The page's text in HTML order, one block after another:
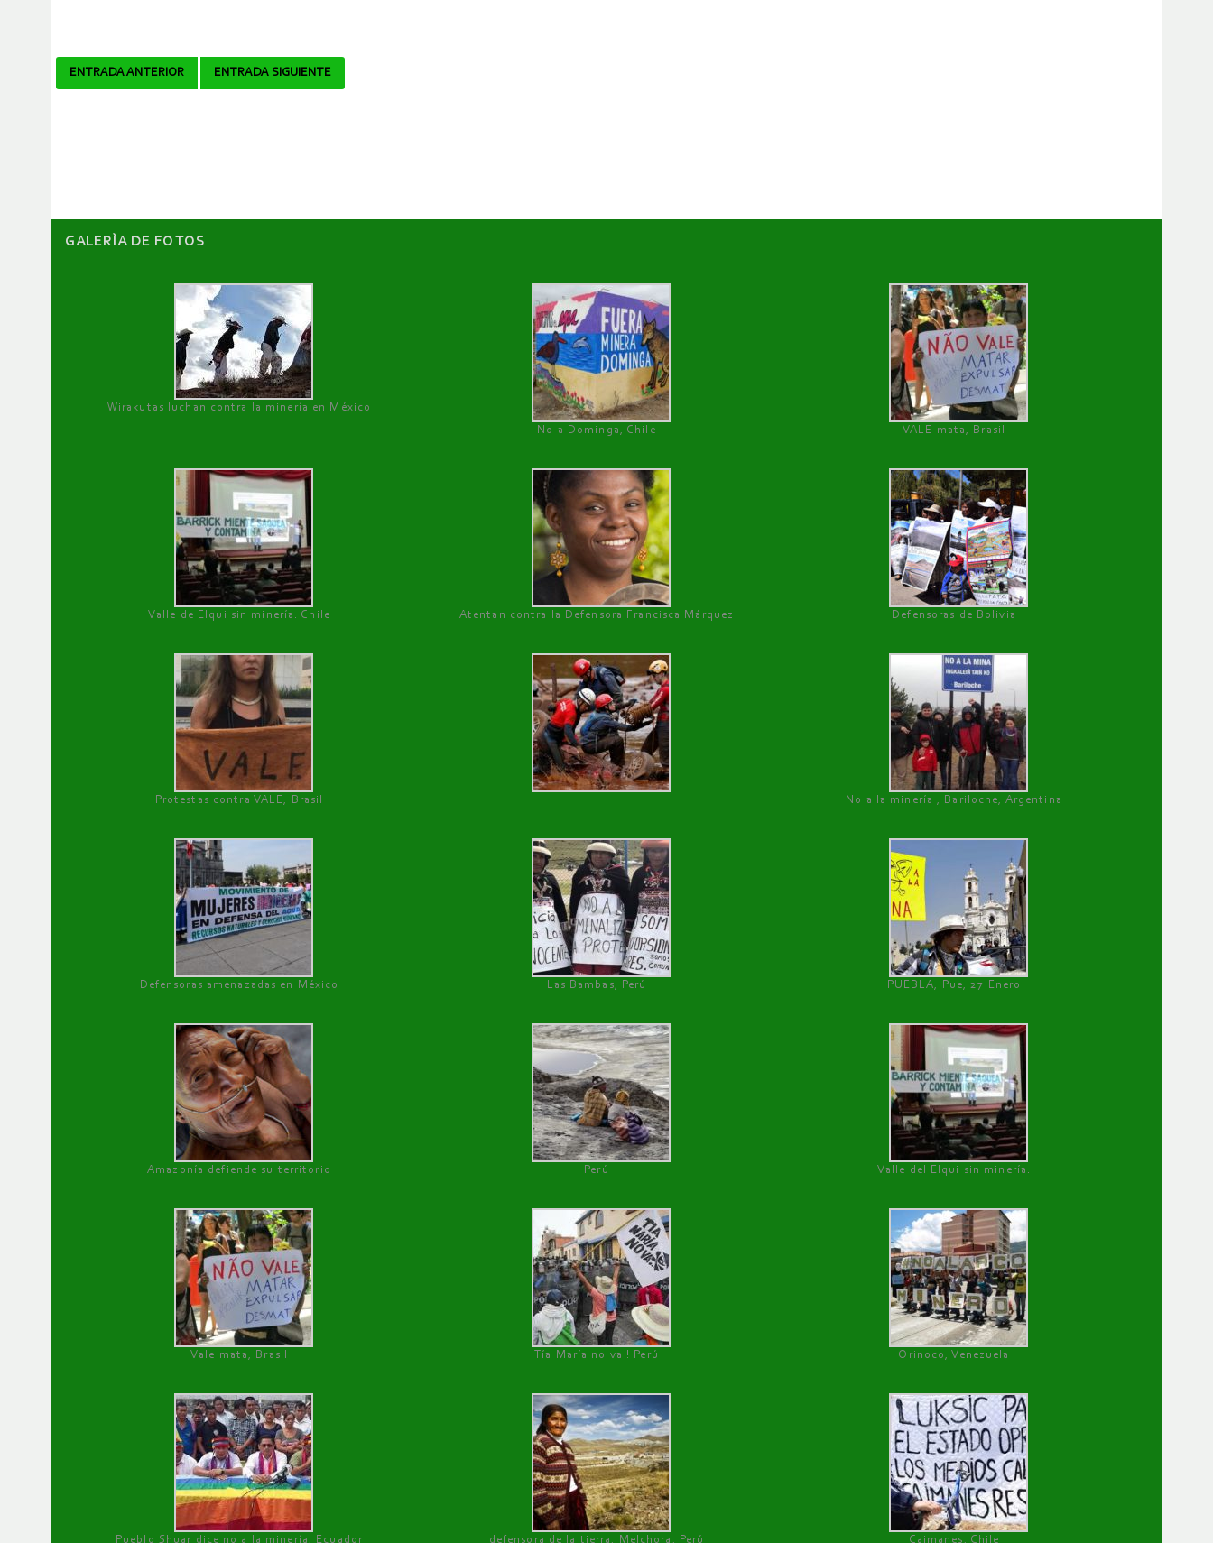
Navegador
ENTRADA ANTERIOR ENTRADA SIGUIENTE
GALERÌA DE FOTOS
Wirakutas luchan contra la minería en México
No a Dominga, Chile
VALE mata, Brasil
Valle de Elqui sin minería. Chile Atentan contra la Defensora Francisca Márquez Defensoras de Bolivia
Protestas contra VALE, Brasil No a la minería , Bariloche, Argentina
Defensoras amenazadas en México Las Bambas, Perú PUEBLA, Pue, 27 Enero
Amazonía defiende su territorio Perú Valle del Elqui sin minería.
Vale mata, Brasil Tía María no va ! Perú Orinoco, Venezuela
Pueblo Shuar dice no a la minería, Ecuador defensora de la tierra, Melchora, Perú Caimanes, Chile